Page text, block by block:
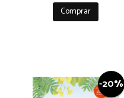
Comprar
-20%